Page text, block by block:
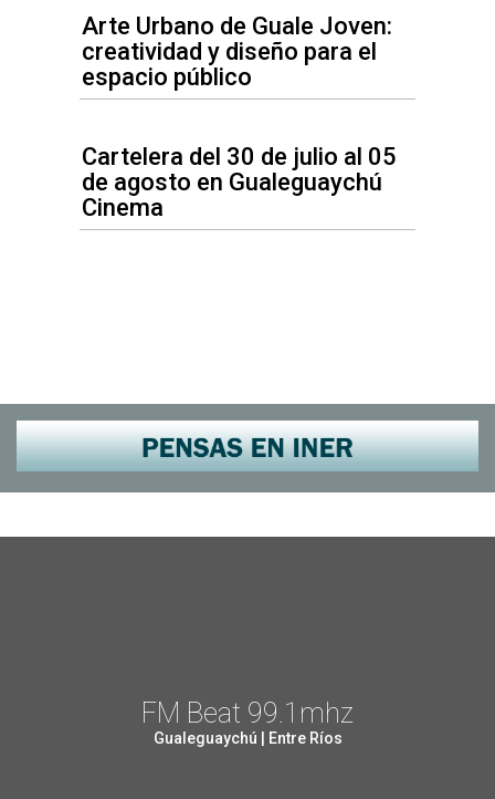
Arte Urbano de Guale Joven:
creatividad y diseño para el
espacio público
Cartelera del 30 de julio al 05
de agosto en Gualeguaychú
Cinema
FM Beat 99.1mhz
Gualeguaychú | Entre Ríos